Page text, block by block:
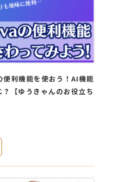
便利機能を使おう！AI機能
【ゆうきゃんのお役立ち